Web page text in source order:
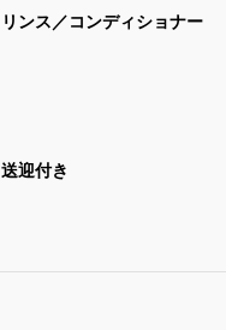
リンス／コンディショナー
送迎付き